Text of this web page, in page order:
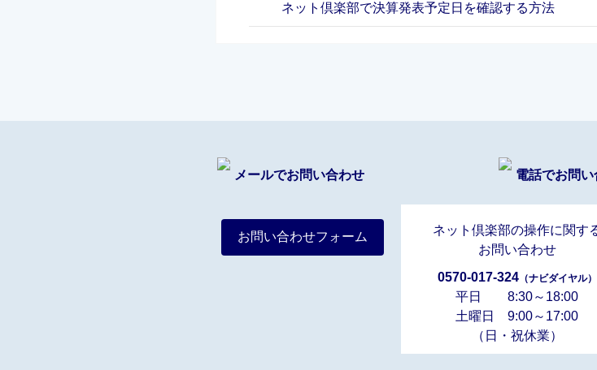
ネット倶楽部で決算発表予定日を確認する方法
メールでお問い合わせ
お問い合わせフォーム
電話でお問い
ネット倶楽部の操作に関す
お問い合わせ
0570-017-324（ナビダイヤル）
平日 8:30～18:00
土曜日 9:00～17:00
（日・祝休業）